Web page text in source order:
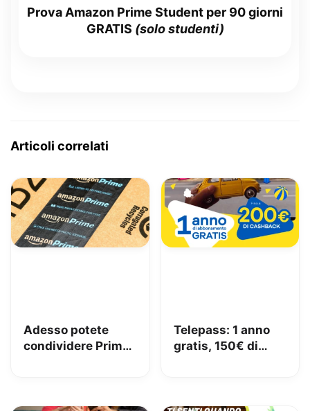
Prova Amazon Prime Student per 90 giorni
GRATIS (solo studenti)
Articoli correlati
Adesso potete
condividere Prime
Telepass: 1 anno
gratis, 150€ di